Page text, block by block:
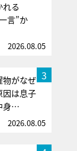
る
言”か
2026.08.05
3
物がなぜ
因は息子
身…
2026.08.05